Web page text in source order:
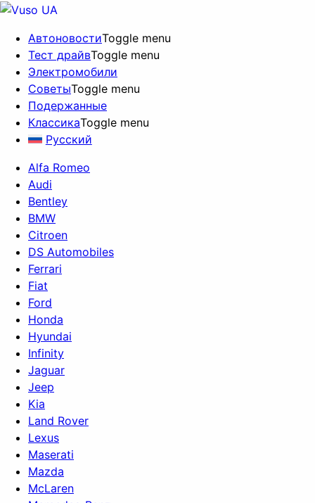
АвтоновостиToggle menu
Тест драйвToggle menu
Электромобили
СоветыToggle menu
Подержанные
КлассикаToggle menu
Русский
Alfa Romeo
Audi
Bentley
BMW
Citroen
DS Automobiles
Ferrari
Fiat
Ford
Honda
Hyundai
Infinity
Jaguar
Jeep
Kia
Land Rover
Lexus
Maserati
Mazda
McLaren